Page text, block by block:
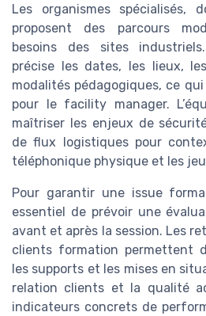
Les organismes spécialisés,
proposent des parcours
besoins des sites
précise les dates, les lieux,
modalités pédagogiques, ce
pour le facility manager.
maîtriser les enjeux de
de flux logistiques pour
téléphonique physique et les
Pour garantir une issue
essentiel de prévoir une
avant et après la session. Les
clients formation permettent
les supports et les mises en
relation clients et la qualité
indicateurs concrets de